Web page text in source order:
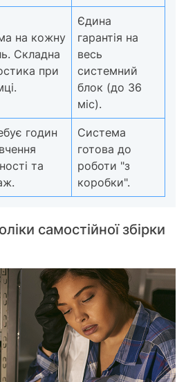
на кожну
Складна
при
Єдина
гарантія на
весь
системний
блок (до 36
міс).
годин
та
Система
готова до
роботи "з
коробки".
самостійної збірки